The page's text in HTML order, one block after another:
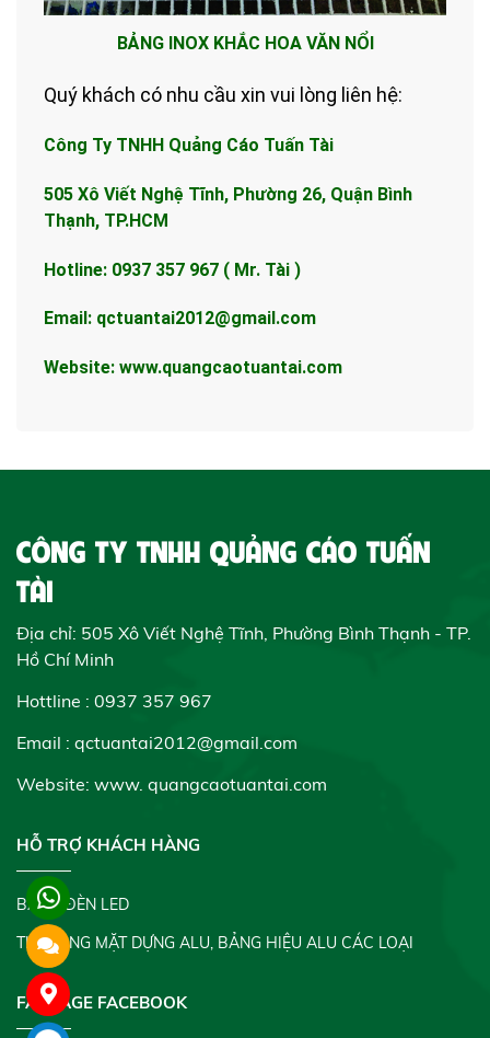
BẢNG INOX KHẮC HOA VĂN NỔI
Quý khách có nhu cầu xin vui lòng liên hệ:
Công Ty TNHH Quảng Cáo Tuấn Tài
505 Xô Viết Nghệ Tĩnh, Phường 26, Quận Bình
Thạnh, TP.HCM
Hotline: 0937 357 967 ( Mr. Tài )
Email: qctuantai2012@gmail.com
Website: www.quangcaotuantai.com
CÔNG TY TNHH QUẢNG CÁO TUẤN
TÀI
Địa chỉ: 505 Xô Viết Nghệ Tĩnh, Phường Bình Thạnh - TP.
Hồ Chí Minh
Hottline : 0937 357 967
Email : qctuantai2012@gmail.com
Website: www. quangcaotuantai.com
HỖ TRỢ KHÁCH HÀNG
BẢNG ĐÈN LED
THI CÔNG MẶT DỰNG ALU, BẢNG HIỆU ALU CÁC LOẠI
FANPAGE FACEBOOK